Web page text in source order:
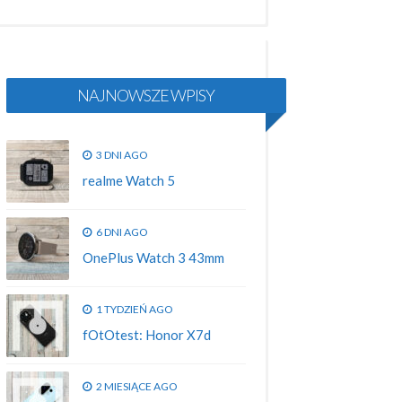
NAJNOWSZE WPISY
3 DNI AGO
realme Watch 5
6 DNI AGO
OnePlus Watch 3 43mm
1 TYDZIEŃ AGO
fOtOtest: Honor X7d
2 MIESIĄCE AGO